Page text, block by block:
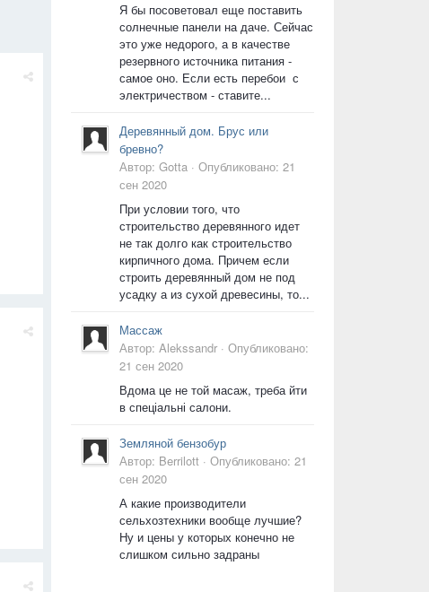
Я бы посоветовал еще поставить
солнечные панели на даче. Сейчас
это уже недорого, а в качестве
резервного источника питания -
самое оно. Если есть перебои с
электричеством - ставите...
Деревянный дом. Брус или
бревно?
Автор: Gotta · Опубликовано: 21
сен 2020
При условии того, что
строительство деревянного идет
не так долго как строительство
кирпичного дома. Причем если
строить деревянный дом не под
усадку а из сухой древесины, то...
Массаж
Автор: Alekssandr · Опубликовано:
21 сен 2020
Вдома це не той масаж, треба йти
в спеціальні салони.
Земляной бензобур
Автор: Berrilott · Опубликовано: 21
сен 2020
А какие производители
сельхозтехники вообще лучшие?
Ну и цены у которых конечно не
слишком сильно задраны